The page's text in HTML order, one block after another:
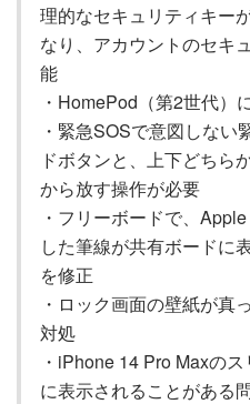
理的なセキュリティキー
なり、アカウントのセキ
能
・HomePod（第2世代）
・緊急SOSで意図しない
ドボタンと、上下どちら
から放す操作が必要
・フリーボードで、
した筆線が共有ボードに
を修正
・ロック画面の壁紙が真
対処
・iPhone 14 Pro Maxの
に表示されることがある